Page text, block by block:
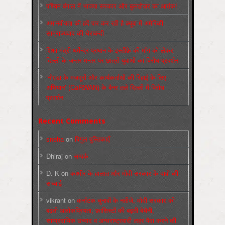
पश्चिम बंगाल में भाजपा सरकार और बुलडोज़र का आतंक!
अमानवीयता की हदें पार कर रही है क्यूबा में अमेरिकी
साम्राज्यवाद की घेराबन्दी
शिक्षा मंत्री धर्मेन्द्र प्रधान के इस्तीफ़े की माँग को लेकर
दिल्ली के जन्तर-मन्तर पर छात्रों-युवाओं का विरोध प्रदर्शन
‘नोएडा के मज़दूरों और कार्यकर्ताओं की रिहाई के लिए
अभियान’ (CaRWAN) के बैनर तले दिल्ली में विरोध
प्रदर्शन
Recent Comments
sneha on बिगुल पुस्तिकाएँ
Dhiraj on सम्पर्क
D. K on कश्मीर के हालात और मोदी सरकार के दावों की
सच्चाई
vikrant onकर्नाटक चुनावों के नतीजे, मोदी सरकार की
बढ़ती अलोकप्रियता, फ़ासिस्टों की बढ़ती बेचैनी,
साम्प्रदायिक उन्माद व अन्धराष्ट्रवादी लहर पैदा करने की